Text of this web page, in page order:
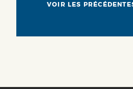
VOIR LES